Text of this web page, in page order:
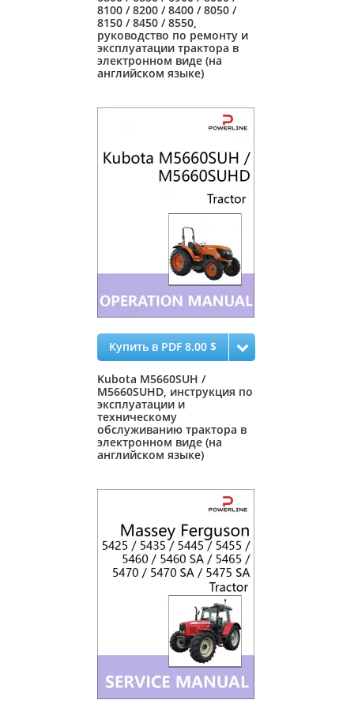
8100 / 8200 / 8400 / 8050 /
8150 / 8450 / 8550,
руководство по ремонту и
эксплуатации трактора в
электронном виде (на
английском языке)
Купить в PDF 8.00 $
Kubota M5660SUH /
M5660SUHD, инструкция по
эксплуатации и
техническому
обслуживанию трактора в
электронном виде (на
английском языке)